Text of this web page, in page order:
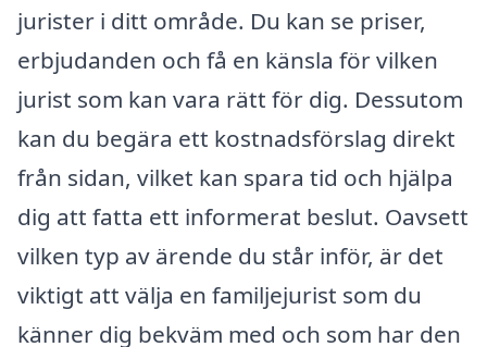
jurister i ditt område. Du kan se priser,
erbjudanden och få en känsla för vilken
jurist som kan vara rätt för dig. Dessutom
kan du begära ett kostnadsförslag direkt
från sidan, vilket kan spara tid och hjälpa
dig att fatta ett informerat beslut. Oavsett
vilken typ av ärende du står inför, är det
viktigt att välja en familjejurist som du
känner dig bekväm med och som har den